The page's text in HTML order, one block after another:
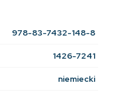
978-83-7432-148-8
1426-7241
niemiecki